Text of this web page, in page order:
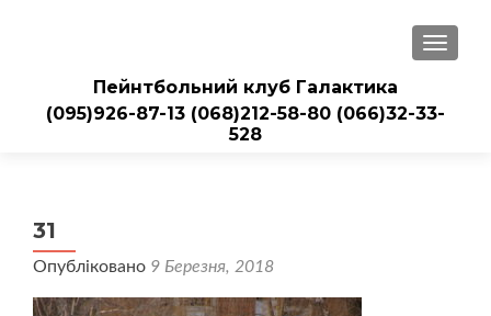
Пейнтбольний клуб Галактика
(095)926-87-13 (068)212-58-80 (066)32-33-
528
31
Опубліковано 9 Березня, 2018